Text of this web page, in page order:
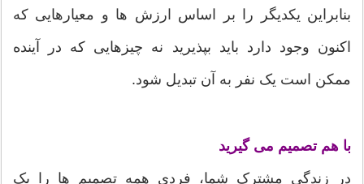
بنابراین یکدیگر را بر اساس ارزش ها و معیارهایی که
اکنون وجود دارد باید بپذیرید نه چیزهایی که در آینده
ممکن است یک نفر به آن تبدیل شود.
با هم تصمیم می گیرید
در زندگی مشترک شما، فردی همه تصمیم ها را یک